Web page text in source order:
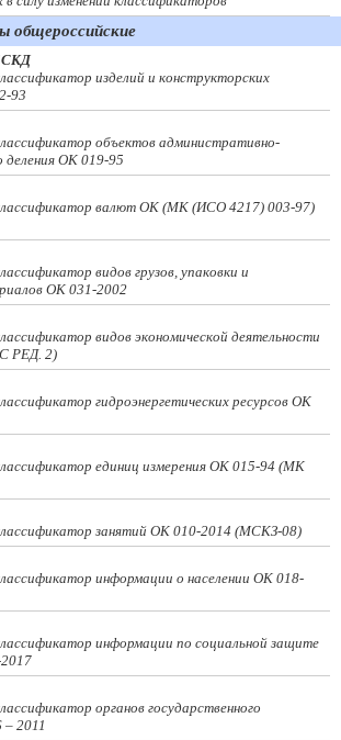
общероссийские
изделий и конструкторских
93
объектов административно-
деления ОК 019-95
валют ОК (МК (ИСО 4217) 003-97)
видов грузов, упаковки и
ОК 031-2002
видов экономической деятельности
РЕД. 2)
гидроэнергетических ресурсов ОК
единиц измерения ОК 015-94 (МК
занятий ОК 010-2014 (МСКЗ-08)
информации о населении ОК 018-
информации по социальной защите
органов государственного
– 2011